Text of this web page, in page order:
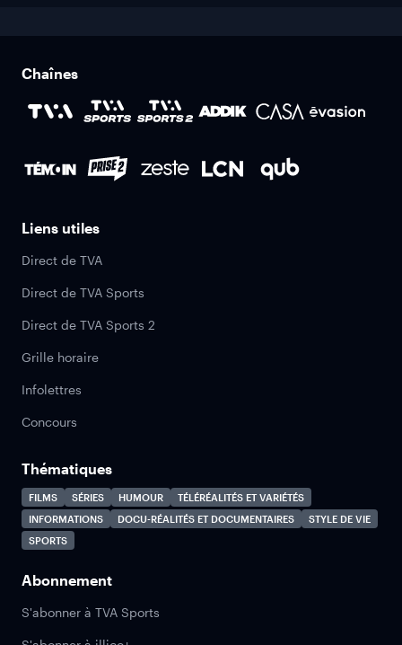
Chaînes
Liens utiles
Direct de TVA
Direct de TVA Sports
Direct de TVA Sports 2
Grille horaire
Infolettres
Concours
Thématiques
FILMS SÉRIES HUMOUR
TÉLÉRÉALITÉS ET VARIÉTÉS
INFORMATIONS
DOCU-RÉALITÉS ET DOCUMENTAIRES
STYLE DE VIE
SPORTS
Abonnement
S'abonner à TVA Sports